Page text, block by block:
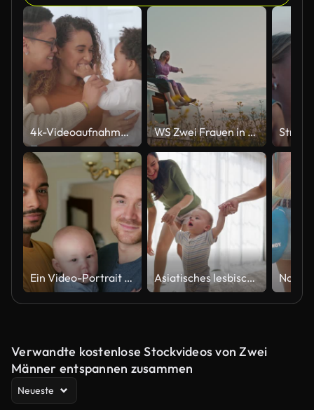
4k-Videoaufnahmen eines jungen Paares, das zu Hause in seinem Wohnzimmer steht und sich mit seiner entzückenden Tochter verbindet WS Zwei Frauen in Umarmung sitzen in der Abenddämmerung auf dem Dach eines Wohnmobils, das auf dem Rapsfeld geparkt ist
Ein Video-Portrait einer homosexuellen männlichen Familie Asiatisches lesbisches Paar kümmert sich liebevoll um seinen kleinen Jungen und zieht ihn zu Hause groß. Zwei Mütter teilen einen zärtlichen Moment, während sie das Baby bei seinen ersten Schritten im Wohnzimmer unterstützen und eine warme familiäre
Verwandte kostenlose Stockvideos von Zwei
Männer entspannen zusammen
Neueste